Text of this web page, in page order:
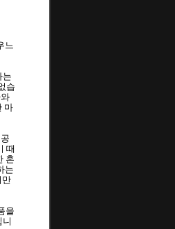
느
는
습
마
때
혼
는
만
을
니